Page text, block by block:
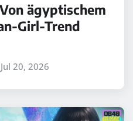
ägyptischem
Girl-Trend
Jul 20, 2026